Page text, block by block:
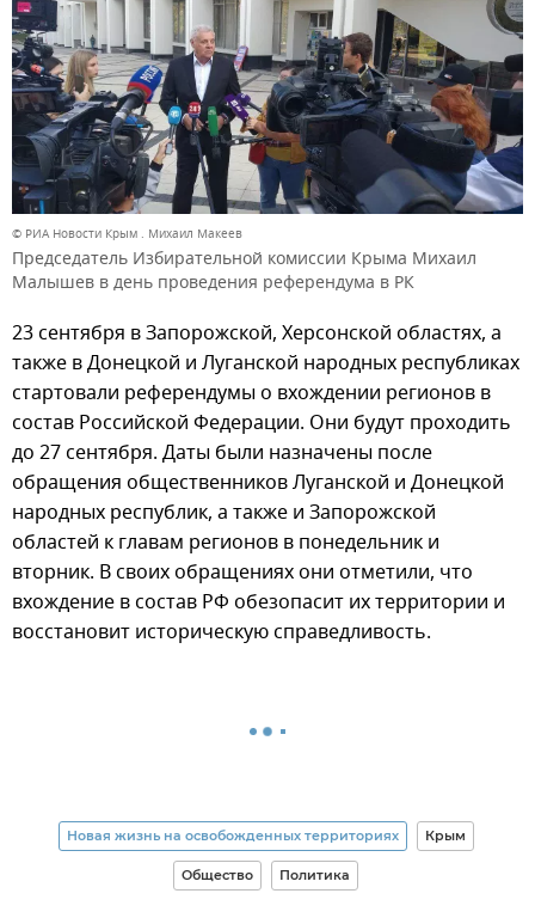
© РИА Новости Крым . Михаил Макеев
Председатель Избирательной комиссии Крыма Михаил
Малышев в день проведения референдума в РК
23 сентября в Запорожской, Херсонской областях, а
также в Донецкой и Луганской народных республиках
стартовали референдумы о вхождении регионов в
состав Российской Федерации. Они будут проходить
до 27 сентября. Даты были назначены после
обращения общественников Луганской и Донецкой
народных республик, а также и Запорожской
областей к главам регионов в понедельник и
вторник. В своих обращениях они отметили, что
вхождение в состав РФ обезопасит их территории и
восстановит историческую справедливость.
Новая жизнь на освобожденных территориях Крым
Общество Политика